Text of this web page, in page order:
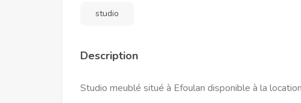
studio
Description
Studio meublé situé à Efoulan disponible à la